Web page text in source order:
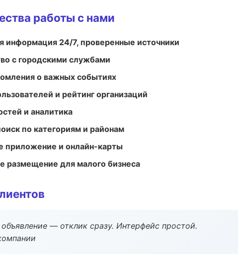
работы с нами
информация 24/7, проверенные источники
с городскими службами
о важных событиях
и рейтинг организаций
и аналитика
по категориям и районам
приложение и онлайн-карты
размещение для малого бизнеса
— отклик сразу. Интерфейс простой.